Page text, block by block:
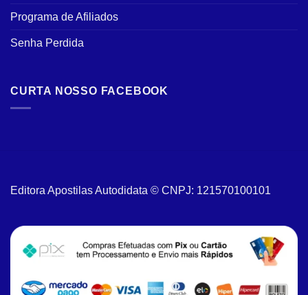
Programa de Afiliados
Senha Perdida
CURTA NOSSO FACEBOOK
Editora Apostilas Autodidata © CNPJ: 121570100101